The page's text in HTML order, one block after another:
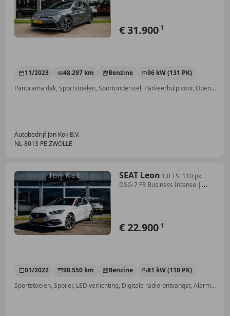
€ 31.900 1
11/2023 48.297 km Benzine
96 kW (131 PK)
Panorama dak, Sportstoelen, Sportonderstel, Parkeerhulp voor, Open dak, Stuurwielverwarming, Adaptieve Cruise Control, Sfeerverlichting
Autobedrijf Jan Kok B.V.
NL-8013 PE ZWOLLE
SEAT Leon 1.0 TSi 110 pk
DSG-7 FR Business Intense |
€ 22.900 1
01/2022 90.550 km Benzine
81 kW (110 PK)
Sportstoelen, Spoiler, LED verlichting, Digitale radio-ontvangst, Alarm, Stoelverwarming, Apple CarPlay, Parkeerhulp met camera